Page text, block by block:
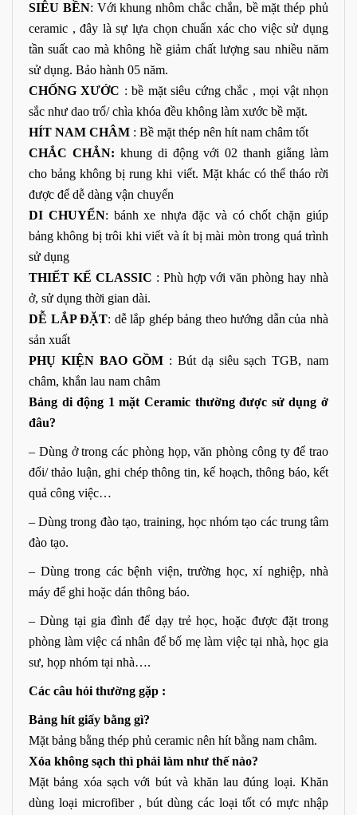
SIÊU BỀN: Với khung nhôm chắc chắn, bề mặt thép phủ
ceramic , đây là sự lựa chọn chuẩn xác cho việc sử dụng
tần suất cao mà không hề giảm chất lượng sau nhiều năm
sử dụng. Bảo hành 05 năm.
CHỐNG XƯỚC : bề mặt siêu cứng chắc , mọi vật nhọn
sắc như dao trổ/ chìa khóa đều không làm xước bề mặt.
HÍT NAM CHÂM : Bề mặt thép nên hít nam châm tốt
CHẮC CHẮN: khung di động với 02 thanh giằng làm
cho bảng không bị rung khi viết. Mặt khác có thể tháo rời
được để dễ dàng vận chuyển
DI CHUYỂN: bánh xe nhựa đặc và có chốt chặn giúp
bảng không bị trôi khi viết và ít bị mài mòn trong quá trình
sử dụng
THIẾT KẾ CLASSIC : Phù hợp với văn phòng hay nhà
ở, sử dụng thời gian dài.
DỄ LẮP ĐẶT: dễ lắp ghép bảng theo hướng dẫn của nhà
sản xuất
PHỤ KIỆN BAO GỒM : Bút dạ siêu sạch TGB, nam
châm, khắn lau nam châm
Bảng di động 1 mặt Ceramic thường được sử dụng ở
đâu?
– Dùng ở trong các phòng họp, văn phòng công ty để trao
đổi/ thảo luận, ghi chép thông tin, kế hoạch, thông báo, kết
quả công việc…
– Dùng trong đào tạo, training, học nhóm tạo các trung tâm
đào tạo.
– Dùng trong các bệnh viện, trường học, xí nghiệp, nhà
máy để ghi hoặc dán thông báo.
– Dùng tại gia đình để dạy trẻ học, hoặc được đặt trong
phòng làm việc cá nhân để bố mẹ làm việc tại nhà, học gia
sư, họp nhóm tại nhà….
Các câu hỏi thường gặp :
Bảng hít giấy bằng gì?
Mặt bảng bằng thép phủ ceramic nên hít bằng nam châm.
Xóa không sạch thì phải làm như thế nào?
Mặt bảng xóa sạch với bút và khăn lau đúng loại. Khăn
dùng loại microfiber , bút dùng các loại tốt có mực nhập